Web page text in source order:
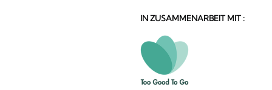
IN ZUSAMMENARBEIT MIT :